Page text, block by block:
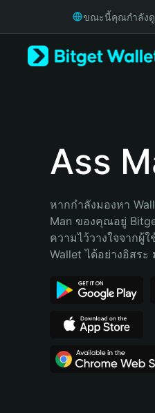
Русский
Bahasa Indonesia
Português (Brasil)
ขณะนี้คุณกำลัง
Ass
หากกำลังมองหา
Man ของคุณอยู่
ความไว้วางใจจาก
Wallet ได้อย่างอิสระ